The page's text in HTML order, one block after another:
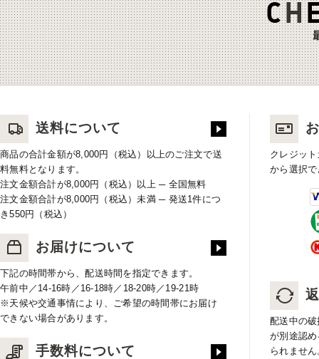
送料について
商品の合計金額が8,000円（税込）以上のご注文で送
料無料となります。
注文金額合計が8,000円（税込）以上 ─ 全国無料
注文金額合計が8,000円（税込）未満 ─ 発送1件につ
き550円（税込）
お届けについて
下記の時間帯から、配送時間を指定できます。
午前中／14-16時／16-18時／18-20時／19-21時
※天候や交通事情により、ご希望の時間帯にお届け
できない場合があります。
手数料について
クレジッ
から選択
配送中の
が別途認
られません